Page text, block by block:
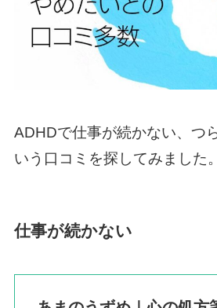
ADHDで仕事が続かない、つ
いう口コミを探してみました。
仕事が続かない